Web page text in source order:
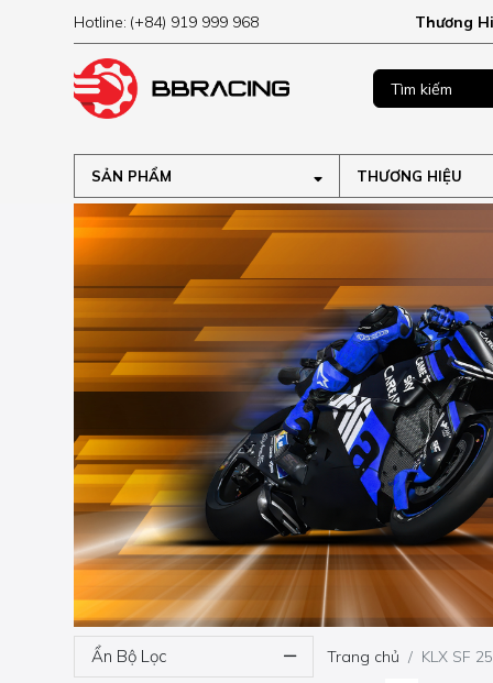
Hotline: (+84) 919 999 968 Thương
SẢN PHẨM THƯƠNG HIỆU
Ẩn Bộ Lọc Trang chủ
KLX SF